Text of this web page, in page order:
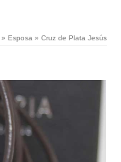
» Esposa » Cruz de Plata Jesús
AÑADIR